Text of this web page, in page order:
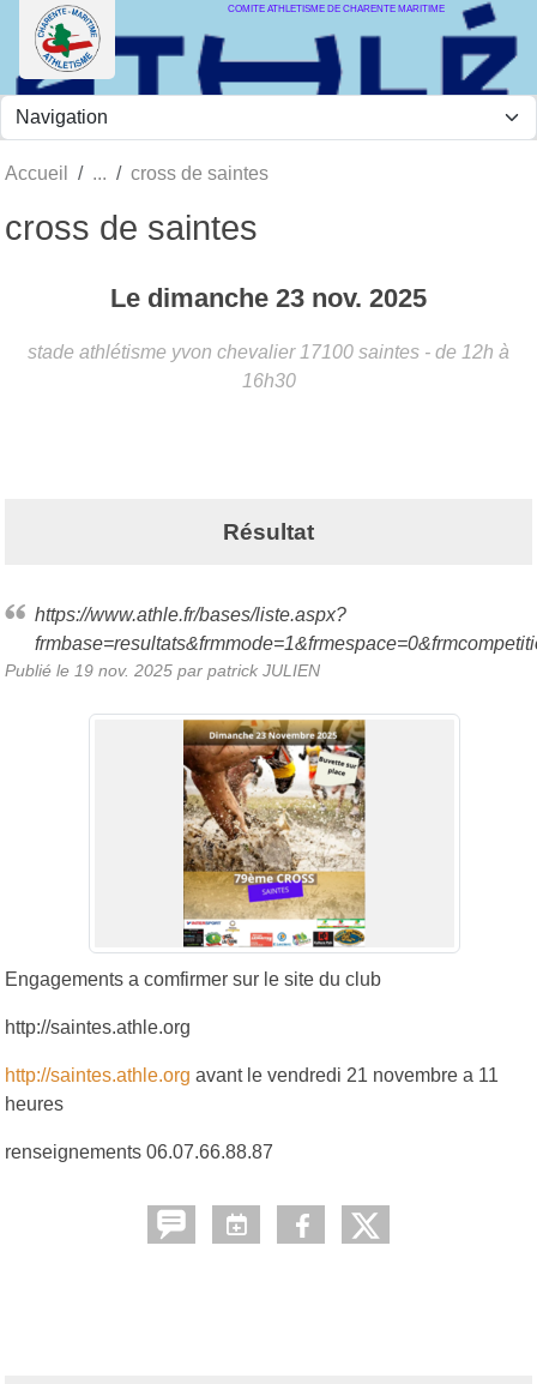
COMITE ATHLETISME DE CHARENTE MARITIME
Accueil cross de saintes
cross de saintes
Le dimanche 23 nov. 2025
stade athlétisme yvon chevalier 17100 saintes - de 12h à
16h30
Résultat
https://www.athle.fr/bases/liste.aspx?
Publié le 19 nov. 2025 par patrick JULIEN
Engagements a comfirmer sur le site du club
http://saintes.athle.org
http://saintes.athle.org avant le vendredi 21 novembre a 11
heures
renseignements 06.07.66.88.87
Panneau de gestion des cookies